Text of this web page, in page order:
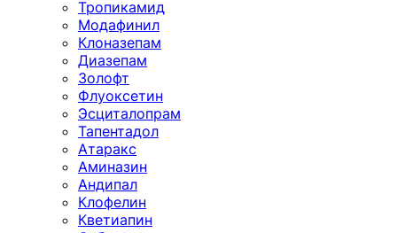
Тропикамид
Модафинил
Клоназепам
Диазепам
Золофт
Флуоксетин
Эсциталопрам
Тапентадол
Атаракс
Аминазин
Андипал
Клофелин
Кветиапин